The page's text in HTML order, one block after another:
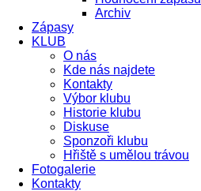
Archiv
Zápasy
KLUB
O nás
Kde nás najdete
Kontakty
Výbor klubu
Historie klubu
Diskuse
Sponzoři klubu
Hřiště s umělou trávou
Fotogalerie
Kontakty